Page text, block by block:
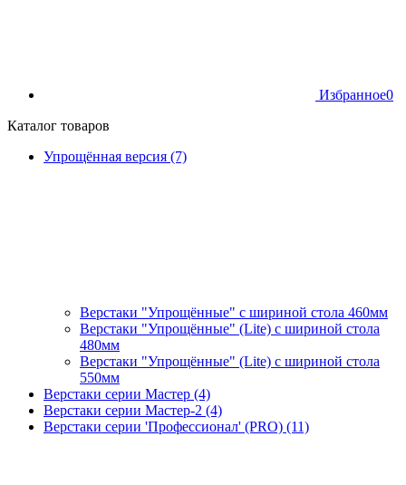
Избранное0
Каталог товаров
Упрощённая версия (7)
Верстаки "Упрощённые" с шириной стола 460мм
Верстаки "Упрощённые" (Lite) с шириной стола
480мм
Верстаки "Упрощённые" (Lite) с шириной стола
550мм
Верстаки серии Мастер (4)
Верстаки серии Мастер-2 (4)
Верстаки серии 'Профессионал' (PRO) (11)